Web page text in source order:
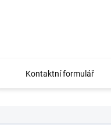
Kontaktní formulář